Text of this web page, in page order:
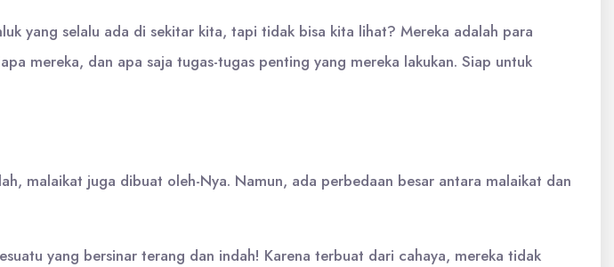
yang selalu ada di sekitar kita, tapi tidak bisa kita lihat? Mereka adalah para
mereka, dan apa saja tugas-tugas penting yang mereka lakukan. Siap untuk
malaikat juga dibuat oleh-Nya. Namun, ada perbedaan besar antara malaikat dan
yang bersinar terang dan indah! Karena terbuat dari cahaya, mereka tidak